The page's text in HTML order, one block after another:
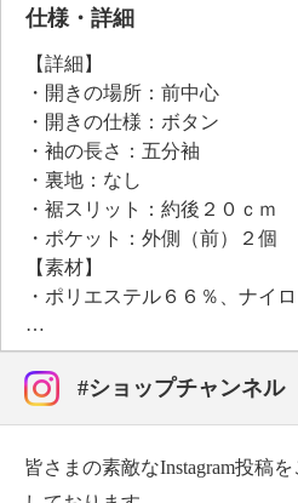
い、リラックス感と上品さを両
●普段と同じサイズをおすすめ
仕様・詳細
【詳細】
・開きの場所：前中心
・開きの仕様：ボタン
・袖の長さ：五分袖
・裏地：なし
・裾スリット：約後２０ｃｍ
・ポケット：外側（前）２個
【素材】
・ポリエステル６６％、ナイ
【メンテナンス（絵表示ラベル
・洗濯機：可
・漂白処理：塩素系・酸素系漂
・タンブル乾燥：不可
・アイロン仕上げ：可（低温）
#ショップチャンネル
皆さまの素敵なInstagram投稿